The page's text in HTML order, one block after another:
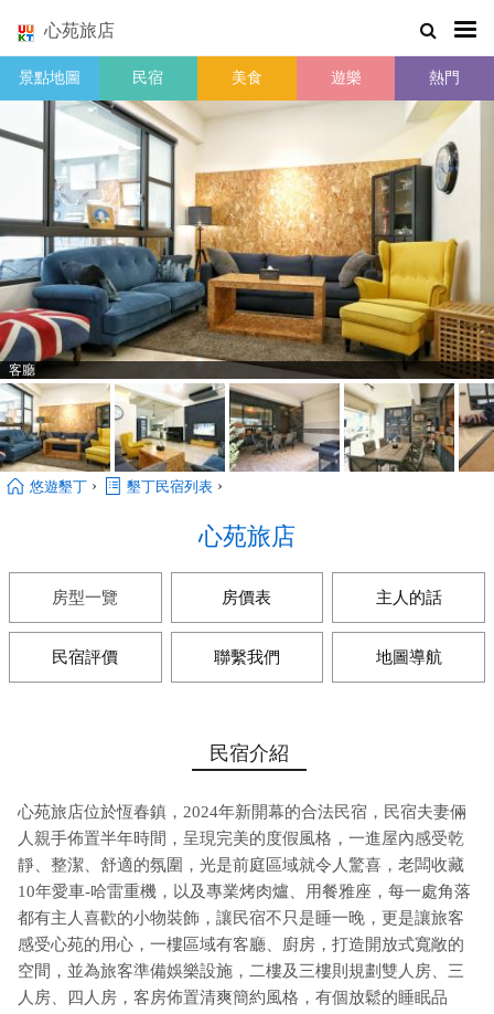
心苑旅店
景點地圖 民宿 美食 遊樂 熱門
客廳
悠遊墾丁 › 墾丁民宿列表 ›
心苑旅店
房型一覽 房價表 主人的話
民宿評價 聯繫我們 地圖導航
民宿介紹
心苑旅店位於恆春鎮，2024年新開幕的合法民宿，民宿夫妻倆
人親手佈置半年時間，呈現完美的度假風格，一進屋內感受乾
靜、整潔、舒適的氛圍，光是前庭區域就令人驚喜，老闆收藏
10年愛車-哈雷重機，以及專業烤肉爐、用餐雅座，每一處角落
都有主人喜歡的小物裝飾，讓民宿不只是睡一晚，更是讓旅客
感受心苑的用心，一樓區域有客廳、廚房，打造開放式寬敞的
空間，並為旅客準備娛樂設施，二樓及三樓則規劃雙人房、三
人房、四人房，客房佈置清爽簡約風格，有個放鬆的睡眠品